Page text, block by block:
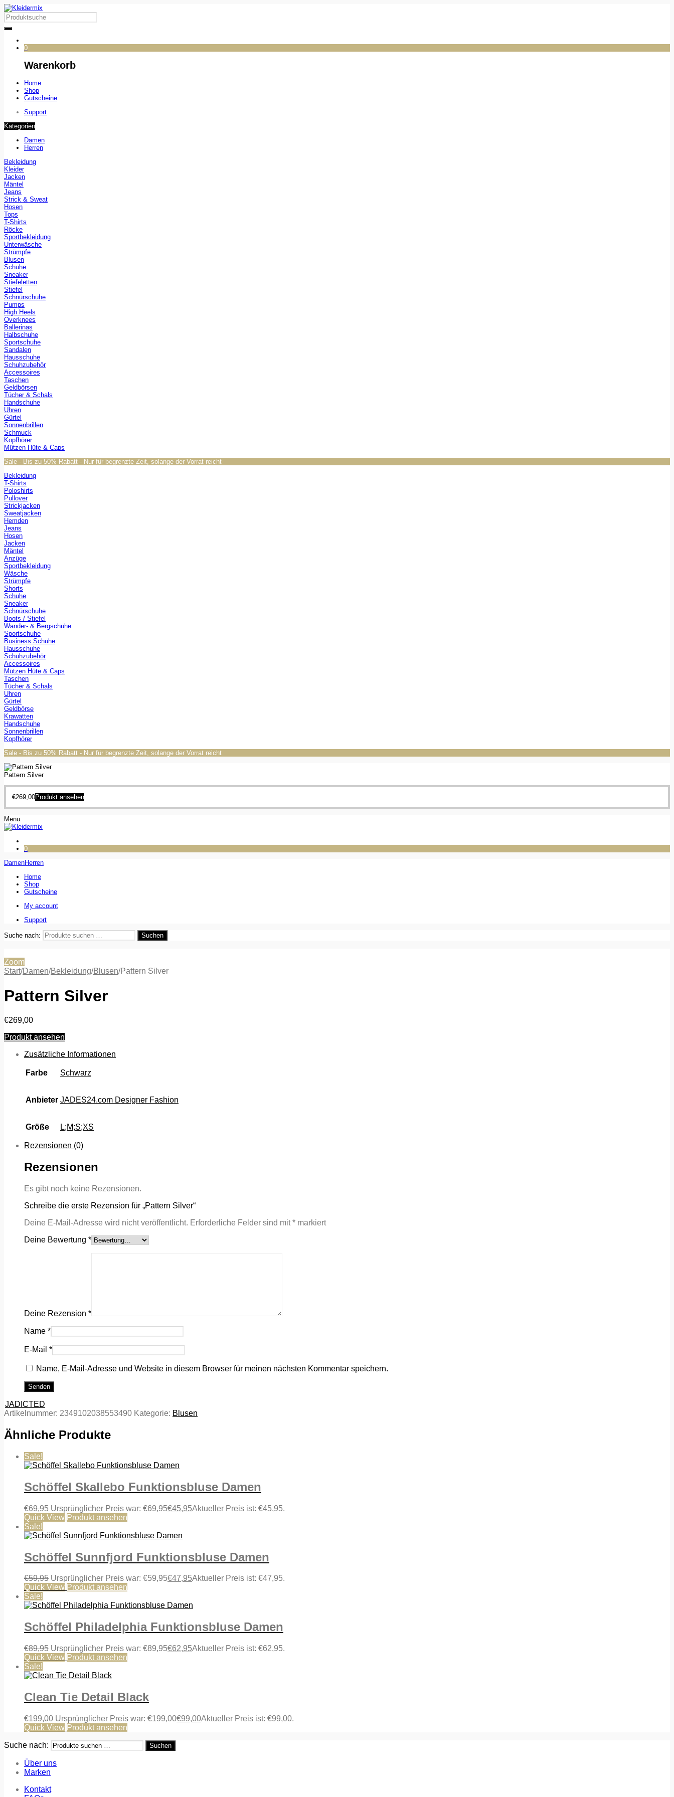
0
Warenkorb
Home
Shop
Gutscheine
Support
Kategorien
Damen
Herren
Bekleidung
Kleider
Jacken
Mäntel
Jeans
Strick & Sweat
Hosen
Tops
T-Shirts
Röcke
Sportbekleidung
Unterwäsche
Strümpfe
Blusen
Schuhe
Sneaker
Stiefeletten
Stiefel
Schnürschuhe
Pumps
High Heels
Overknees
Ballerinas
Halbschuhe
Sportschuhe
Sandalen
Hausschuhe
Schuhzubehör
Accessoires
Taschen
Geldbörsen
Tücher & Schals
Handschuhe
Uhren
Gürtel
Sonnenbrillen
Schmuck
Kopfhörer
Mützen Hüte & Caps
Sale - Bis zu 50% Rabatt - Nur für begrenzte Zeit, solange der Vorrat reicht
Bekleidung
T-Shirts
Poloshirts
Pullover
Strickjacken
Sweatjacken
Hemden
Jeans
Hosen
Jacken
Mäntel
Anzüge
Sportbekleidung
Wäsche
Strümpfe
Shorts
Schuhe
Sneaker
Schnürschuhe
Boots / Stiefel
Wander- & Bergschuhe
Sportschuhe
Business Schuhe
Hausschuhe
Schuhzubehör
Accessoires
Mützen Hüte & Caps
Taschen
Tücher & Schals
Uhren
Gürtel
Geldbörse
Krawatten
Handschuhe
Sonnenbrillen
Kopfhörer
Sale - Bis zu 50% Rabatt - Nur für begrenzte Zeit, solange der Vorrat reicht
Pattern Silver
€269,00Produkt ansehen
Menu
0
DamenHerren
Home
Shop
Gutscheine
My account
Support
Suche nach: Suchen
Zoom
Start/Damen/Bekleidung/Blusen/Pattern Silver
Pattern Silver
€269,00
Produkt ansehen
Zusätzliche Informationen
Farbe Schwarz
Anbieter JADES24.com Designer Fashion
Größe L;M;S;XS
Rezensionen (0)
Rezensionen
Es gibt noch keine Rezensionen.
Schreibe die erste Rezension für „Pattern Silver“
Deine E-Mail-Adresse wird nicht veröffentlicht. Erforderliche Felder sind mit* markiert
Deine Bewertung *
Deine Rezension *
Name *
E-Mail *
Name, E-Mail-Adresse und Website in diesem Browser für meinen nächsten Kommentar speichern.
JADICTED
Artikelnummer: 2349102038553490 Kategorie: Blusen
Ähnliche Produkte
Sale!
Schöffel Skallebo Funktionsbluse Damen
€69,95 Ursprünglicher Preis war: €69,95€45,95Aktueller Preis ist: €45,95.
Quick View Produkt ansehen
Sale!
Schöffel Sunnfjord Funktionsbluse Damen
€59,95 Ursprünglicher Preis war: €59,95€47,95Aktueller Preis ist: €47,95.
Quick View Produkt ansehen
Sale!
Schöffel Philadelphia Funktionsbluse Damen
€89,95 Ursprünglicher Preis war: €89,95€62,95Aktueller Preis ist: €62,95.
Quick View Produkt ansehen
Sale!
Clean Tie Detail Black
€199,00 Ursprünglicher Preis war: €199,00€99,00Aktueller Preis ist: €99,00.
Quick View Produkt ansehen
Suche nach: Suchen
Über uns
Marken
Kontakt